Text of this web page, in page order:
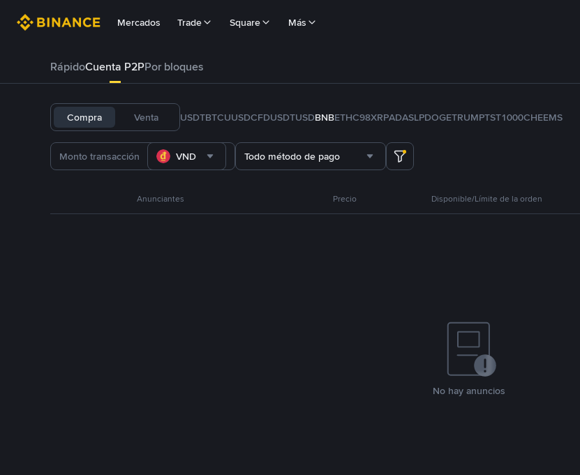
Mercados Trade Square Más
RápidoCuenta P2PPor bloques
Compra Venta USDTBTCUUSDCFDUSDTUSDBNBETHC98XRPADASLPDOGETRUMPTST1000CHEEMS
VND Todo método de pago
Anunciantes Precio Disponible/Límite de la orden
No hay anuncios